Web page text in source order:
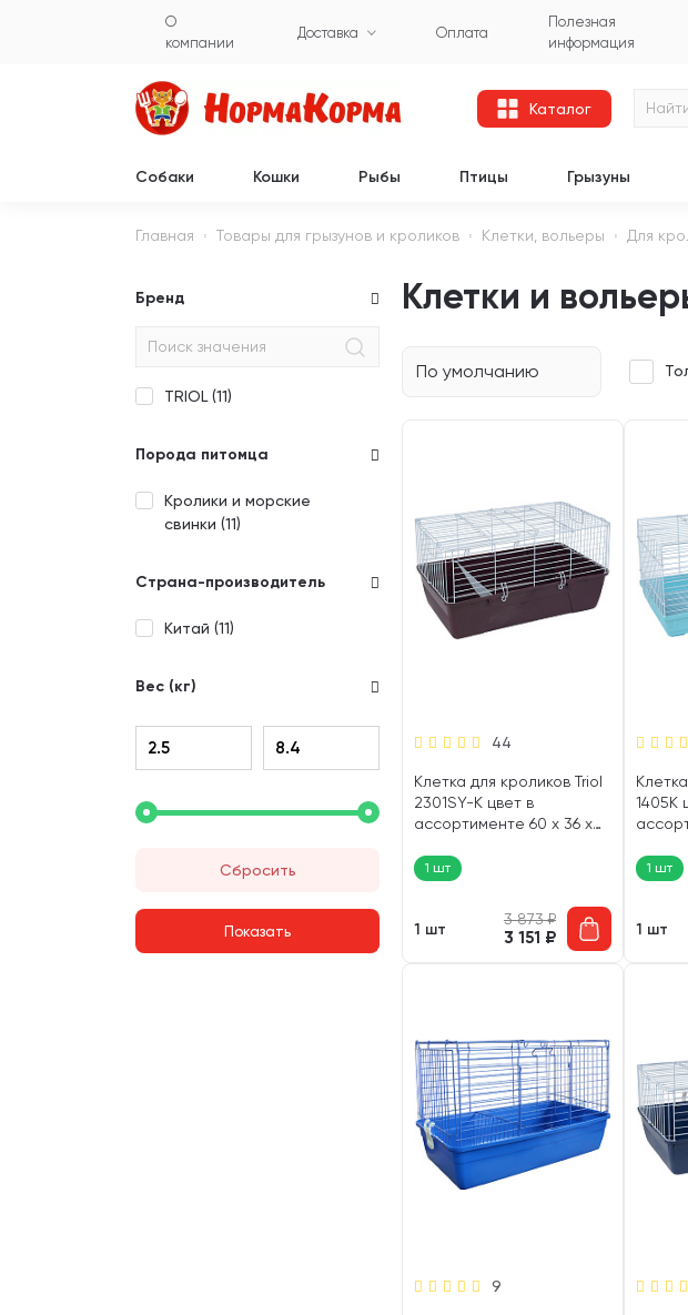
О
компании
Доставка Оплата
Полезная
информация
Каталог
Собаки Кошки Рыбы Птицы Грызуны
Главная Товары для грызунов и кроликов Клетки, вольеры Для
Бренд
TRIOL (11)
Порода питомца
Кролики и морские
свинки (11)
Страна-производитель
Китай (11)
Вес (кг)
Сбросить
Клетки и
По умолчанию
44
Клетка для кроликов Triol
2301SY-K цвет в
ассортименте 60 х 36 х
1 шт
1 шт
3 873₽
3 151 ₽
1405K
1 шт
1 шт
9